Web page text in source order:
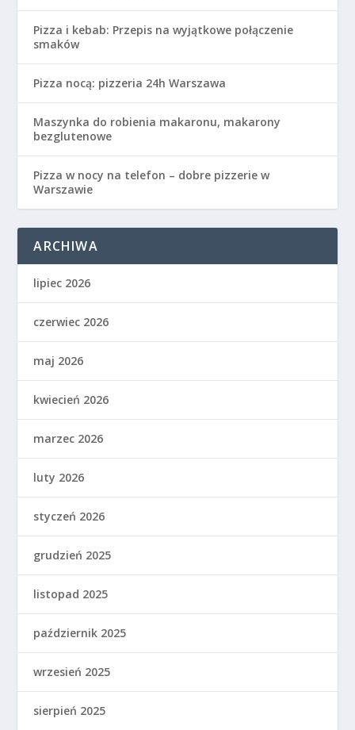
Pizza i kebab: Przepis na wyjątkowe połączenie
smaków
Pizza nocą: pizzeria 24h Warszawa
Maszynka do robienia makaronu, makarony
bezglutenowe
Pizza w nocy na telefon – dobre pizzerie w
Warszawie
ARCHIWA
lipiec 2026
czerwiec 2026
maj 2026
kwiecień 2026
marzec 2026
luty 2026
styczeń 2026
grudzień 2025
listopad 2025
październik 2025
wrzesień 2025
sierpień 2025